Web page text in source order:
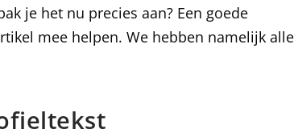
je het nu precies aan? Een goede
mee helpen. We hebben namelijk alle